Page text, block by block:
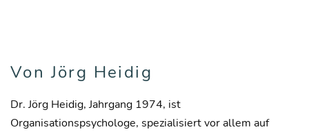
Von Jörg Heidig
Dr. Jörg Heidig, Jahrgang 1974, ist
Organisationspsychologe, spezialisiert vor allem auf